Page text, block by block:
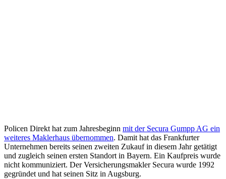
Policen Direkt hat zum Jahresbeginn mit der Secura Gumpp AG ein
weiteres Maklerhaus übernommen. Damit hat das Frankfurter
Unternehmen bereits seinen zweiten Zukauf in diesem Jahr getätigt
und zugleich seinen ersten Standort in Bayern. Ein Kaufpreis wurde
nicht kommuniziert. Der Versicherungsmakler Secura wurde 1992
gegründet und hat seinen Sitz in Augsburg.